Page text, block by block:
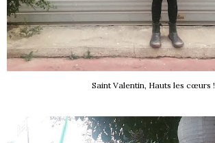
Saint Valentin, Hauts les cœurs !